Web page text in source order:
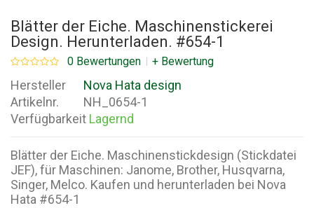
Blätter der Eiche. Maschinenstickerei
Design. Herunterladen. #654-1
0 Bewertungen + Bewertung
Hersteller
Nova Hata design
Artikelnr.
NH_0654-1
Verfügbarkeit Lagernd
Blätter der Eiche. Maschinenstickdesign (Stickdatei
JEF), für Maschinen: Janome, Brother, Husqvarna,
Singer, Melco. Kaufen und herunterladen bei Nova
Hata #654-1